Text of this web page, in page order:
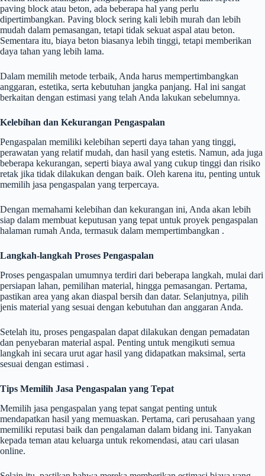
paving block atau beton, ada beberapa hal yang perlu
dipertimbangkan. Paving block sering kali lebih murah dan lebih
mudah dalam pemasangan, tetapi tidak sekuat aspal atau beton.
Sementara itu, biaya beton biasanya lebih tinggi, tetapi memberikan
daya tahan yang lebih lama.
Dalam memilih metode terbaik, Anda harus mempertimbangkan
anggaran, estetika, serta kebutuhan jangka panjang. Hal ini sangat
berkaitan dengan estimasi yang telah Anda lakukan sebelumnya.
Kelebihan dan Kekurangan Pengaspalan
Pengaspalan memiliki kelebihan seperti daya tahan yang tinggi,
perawatan yang relatif mudah, dan hasil yang estetis. Namun, ada juga
beberapa kekurangan, seperti biaya awal yang cukup tinggi dan risiko
retak jika tidak dilakukan dengan baik. Oleh karena itu, penting untuk
memilih jasa pengaspalan yang terpercaya.
Dengan memahami kelebihan dan kekurangan ini, Anda akan lebih
siap dalam membuat keputusan yang tepat untuk proyek pengaspalan
halaman rumah Anda, termasuk dalam mempertimbangkan .
Langkah-langkah Proses Pengaspalan
Proses pengaspalan umumnya terdiri dari beberapa langkah, mulai dari
persiapan lahan, pemilihan material, hingga pemasangan. Pertama,
pastikan area yang akan diaspal bersih dan datar. Selanjutnya, pilih
jenis material yang sesuai dengan kebutuhan dan anggaran Anda.
Setelah itu, proses pengaspalan dapat dilakukan dengan pemadatan
dan penyebaran material aspal. Penting untuk mengikuti semua
langkah ini secara urut agar hasil yang didapatkan maksimal, serta
sesuai dengan estimasi .
Tips Memilih Jasa Pengaspalan yang Tepat
Memilih jasa pengaspalan yang tepat sangat penting untuk
mendapatkan hasil yang memuaskan. Pertama, cari perusahaan yang
memiliki reputasi baik dan pengalaman dalam bidang ini. Tanyakan
kepada teman atau keluarga untuk rekomendasi, atau cari ulasan
online.